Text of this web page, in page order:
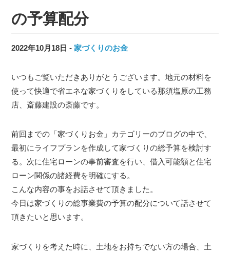
の予算配分
2022年10月18日 家づくりのお金
いつもご覧いただきありがとうございます。地元の材料を
使って快適で省エネな家づくりをしている那須塩原の工務
店、斎藤建設の斎藤です。
前回までの「家づくりお金」カテゴリーのブログの中で、
最初にライフプランを作成して家づくりの総予算を検討す
る。次に住宅ローンの事前審査を行い、借入可能額と住宅
ローン関係の諸経費を明確にする。
こんな内容の事をお話させて頂きました。
今日は家づくりの総事業費の予算の配分について話させて
頂きたいと思います。
家づくりを考えた時に、土地をお持ちでない方の場合、土